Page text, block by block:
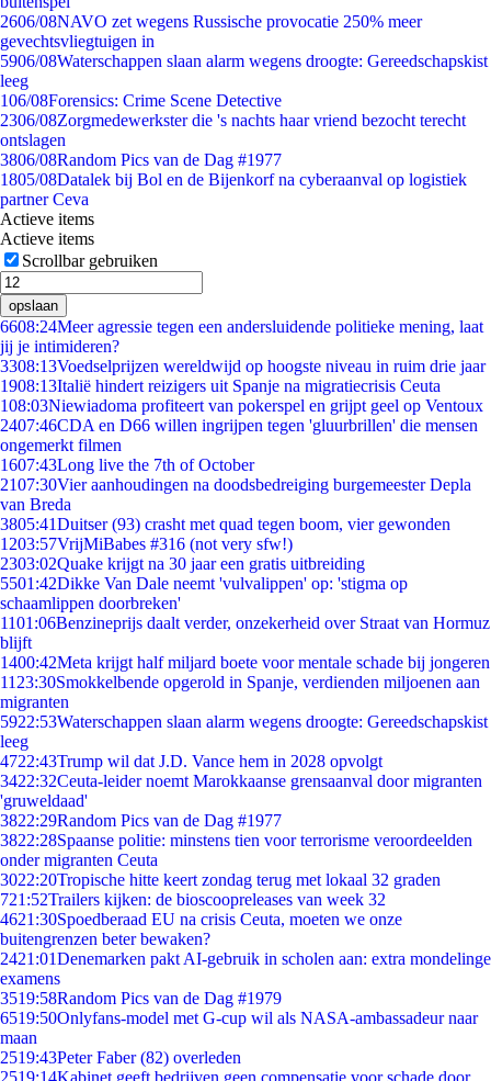
2606/08NAVO zet wegens Russische provocatie 250% meer
gevechtsvliegtuigen in
5906/08Waterschappen slaan alarm wegens droogte: Gereedschapskist
leeg
106/08Forensics: Crime Scene Detective
2306/08Zorgmedewerkster die 's nachts haar vriend bezocht terecht
ontslagen
3806/08Random Pics van de Dag #1977
1805/08Datalek bij Bol en de Bijenkorf na cyberaanval op logistiek
partner Ceva
Actieve items
Actieve items
Scrollbar gebruiken
opslaan
6608:24Meer agressie tegen een andersluidende politieke mening, laat
jij je intimideren?
3308:13Voedselprijzen wereldwijd op hoogste niveau in ruim drie jaar
1908:13Italië hindert reizigers uit Spanje na migratiecrisis Ceuta
108:03Niewiadoma profiteert van pokerspel en grijpt geel op Ventoux
2407:46CDA en D66 willen ingrijpen tegen 'gluurbrillen' die mensen
ongemerkt filmen
1607:43Long live the 7th of October
2107:30Vier aanhoudingen na doodsbedreiging burgemeester Depla
van Breda
3805:41Duitser (93) crasht met quad tegen boom, vier gewonden
1203:57VrijMiBabes #316 (not very sfw!)
2303:02Quake krijgt na 30 jaar een gratis uitbreiding
5501:42Dikke Van Dale neemt 'vulvalippen' op: 'stigma op
schaamlippen doorbreken'
1101:06Benzineprijs daalt verder, onzekerheid over Straat van Hormuz
blijft
1400:42Meta krijgt half miljard boete voor mentale schade bij jongeren
11 23:30Smokkelbende opgerold in Spanje, verdienden miljoenen aan
migranten
5922:53Waterschappen slaan alarm wegens droogte: Gereedschapskist
leeg
4722:43Trump wil dat J.D. Vance hem in 2028 opvolgt
3422:32Ceuta-leider noemt Marokkaanse grensaanval door migranten
'gruweldaad'
3822:29Random Pics van de Dag #1977
3822:28Spaanse politie: minstens tien voor terrorisme veroordeelden
onder migranten Ceuta
3022:20Tropische hitte keert zondag terug met lokaal 32 graden
721:52Trailers kijken: de bioscoopreleases van week 32
4621:30Spoedberaad EU na crisis Ceuta, moeten we onze
buitengrenzen beter bewaken?
2421:01Denemarken pakt AI-gebruik in scholen aan: extra mondelinge
examens
3519:58Random Pics van de Dag #1979
6519:50Onlyfans-model met G-cup wil als NASA-ambassadeur naar
maan
2519:43Peter Faber (82) overleden
2519:14Kabinet geeft bedrijven geen compensatie voor schade door